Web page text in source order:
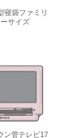
寝袋ファミリ
ーサイズ
ン管テレビ17